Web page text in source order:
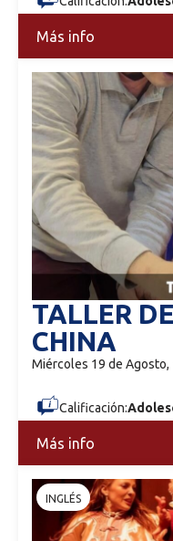
Más info
TALLER
CHINA
Miércoles 19 de Agosto,
Calificación:
Más info
INGLÉS